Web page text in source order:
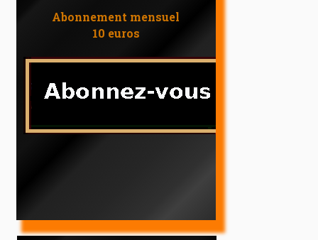
Abonnement mensuel
10 euros